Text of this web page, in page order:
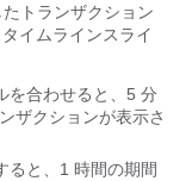
トランザクション
イムラインスライ
を合わせると、5 分
ザクションが表示さ
ると、1 時間の期間